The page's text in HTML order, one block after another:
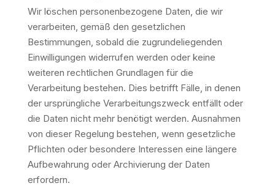
Wir löschen personenbezogene Daten, die wir
verarbeiten, gemäß den gesetzlichen
Bestimmungen, sobald die zugrundeliegenden
Einwilligungen widerrufen werden oder keine
weiteren rechtlichen Grundlagen für die
Verarbeitung bestehen. Dies betrifft Fälle, in denen
der ursprüngliche Verarbeitungszweck entfällt oder
die Daten nicht mehr benötigt werden. Ausnahmen
von dieser Regelung bestehen, wenn gesetzliche
Pflichten oder besondere Interessen eine längere
Aufbewahrung oder Archivierung der Daten
erfordern.